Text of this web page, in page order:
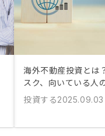
海外不動産投資とは
スク、向いている人
投資する2025.09.03